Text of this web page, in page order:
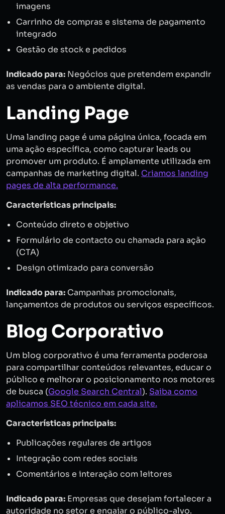
imagens
Carrinho de compras e sistema de pagamento
integrado
Gestão de stock e pedidos
Indicado para: Negócios que pretendem expandir
as vendas para o ambiente digital.
Landing Page
Uma landing page é uma página única, focada em
uma ação específica, como capturar leads ou
promover um produto. É amplamente utilizada em
campanhas de marketing digital. Criamos landing
pages de alta performance.
Características principais:
Conteúdo direto e objetivo
Formulário de contacto ou chamada para ação
(CTA)
Design otimizado para conversão
Indicado para: Campanhas promocionais,
lançamentos de produtos ou serviços específicos.
Blog Corporativo
Um blog corporativo é uma ferramenta poderosa
para compartilhar conteúdos relevantes, educar o
público e melhorar o posicionamento nos motores
de busca (Google Search Central). Saiba como
aplicamos SEO técnico em cada site.
Características principais:
Publicações regulares de artigos
Integração com redes sociais
Comentários e interação com leitores
Indicado para: Empresas que desejam fortalecer a
autoridade no setor e engajar o público-alvo.